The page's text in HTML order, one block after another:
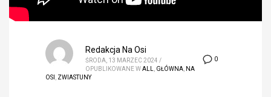
0
Redakcja Na Osi
ŚRODA, 13 MARZEC 2024 /
OPUBLIKOWANE WALL, GŁÓWNA, NA
OSI , ZWIASTUNY